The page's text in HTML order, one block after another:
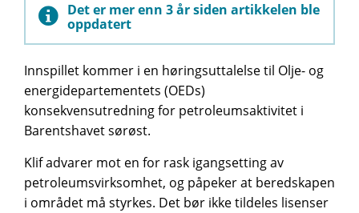
Det er mer enn 3 år siden artikkelen ble
oppdatert
Innspillet kommer i en høringsuttalelse til Olje- og
energidepartementets (OEDs)
konsekvensutredning for petroleumsaktivitet i
Barentshavet sørøst.
Klif advarer mot en for rask igangsetting av
petroleumsvirksomhet, og påpeker at beredskapen
i området må styrkes. Det bør ikke tildeles lisenser